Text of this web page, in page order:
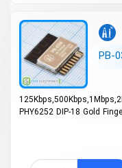
PB-
PHY6252 DIP-18 Gold